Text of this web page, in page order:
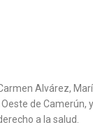
Alvárez,
de Camerún,
a la salud.